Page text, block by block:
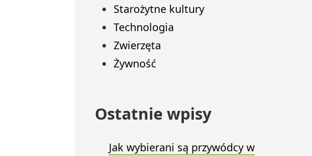
Starożytne kultury
Technologia
Zwierzęta
Żywność
Ostatnie wpisy
Jak wybierani są przywódcy w